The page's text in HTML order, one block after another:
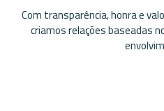
Com transparência, honra e
criamos relações baseadas